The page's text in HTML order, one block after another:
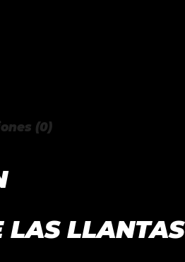
(0)
LAS LLANTAS